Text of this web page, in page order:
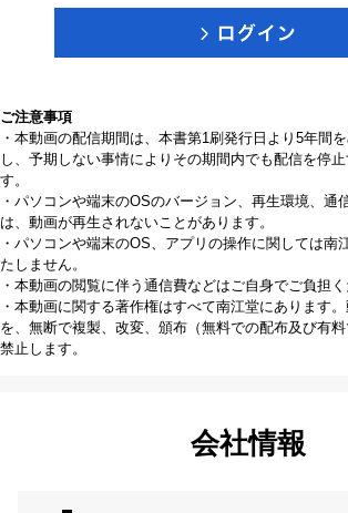
ご注意事項
・本動画の配信期間は、本書第1刷発行日より5年間
し、予期しない事情によりその期間内でも配信を停
す。
・パソコンや端末のOSのバージョン、再生環境、通
は、動画が再生されないことがあります。
・パソコンや端末のOS、アプリの操作に関しては南
たしません。
・本動画の閲覧に伴う通信費などはご自身でご負担く
・本動画に関する著作権はすべて南江堂にあります
を、無断で複製、改変、頒布（無料での配布及び有
禁止します。
会社情報